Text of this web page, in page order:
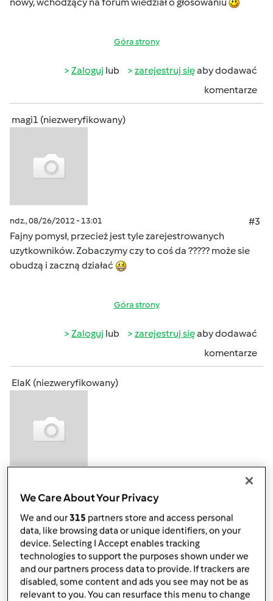
Góra strony
Zaloguj lub zarejestruj sięaby dodawać
komentarze
magi1 (niezweryfikowany)
ndz., 08/26/2012 - 13:01
#3
Fajny pomysł, przecież jest tyle zarejestrowanych
uzytkowników. Zobaczymy czy to coś da ????? może sie
obudzą i zaczną działać
Góra strony
Zaloguj lub zarejestruj sięaby dodawać
komentarze
ElaK (niezweryfikowany)
#4
Zarejestrowanych osób jest dużo ale po ilości osób
biorących udział w konkursie widać, że strasznie trudno
jest kogoś namówić do wprowadzenia przepisu (nawet
jeśli mają szansę na wygranie super książki)... Przykro mi to
pisać, ale z głosowaniem będzie podobnie. No chyba, że
metody Mixi okażą się skuteczne
Bardzo bym tego
chciała i życzę Mixi z całego serca.
We Care About Your Privacy
We and our315 partners store and access personal
data, like browsing data or unique identifiers, on your
device. Selecting I Accept enables tracking
technologies to support the purposes shown under we
and our partners process data to provide. If trackers are
disabled, some content and ads you see may not be as
relevant to you. You can resurface this menu to change